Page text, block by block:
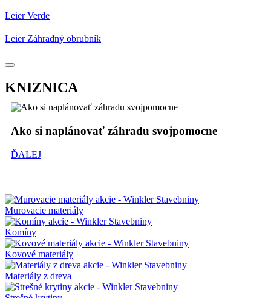
Leier Verde
Leier Záhradný obrubník
KNIZNICA
Ako si naplánovať záhradu svojpomocne
ĎALEJ
Murovacie materiály
Komíny
Kovové materiály
Materiály z dreva